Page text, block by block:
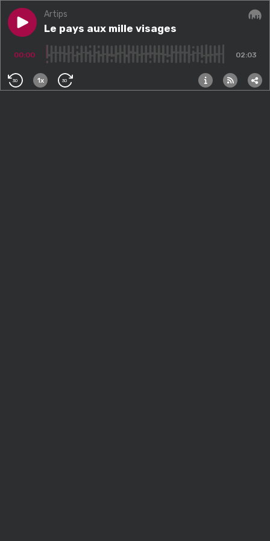
Play episodeLe pays aux mille visages
Artips
Le pays aux mille visages
00:00 02:03
30 1x 30